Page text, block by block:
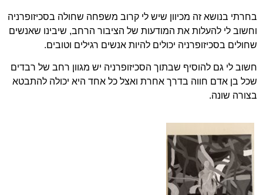
בחרתי בנושא זה מכיוון שיש לי קרוב משפחה שחולה בסכיזופרניה
וחשוב לי להעלות את המודעות של הציבור הרחב, שיבינו שאנשים
שחולים בסכיזופרניה יכולים להיות אנשים רגילים וטובים.
חשוב לי גם להוסיף שבתוך הסכיזופרניה יש מגוון רחב של רבדים
שכל בן אדם חווה בדרך אחרת ואצל כל אחד היא יכולה להתבטא
בצורה שונה.